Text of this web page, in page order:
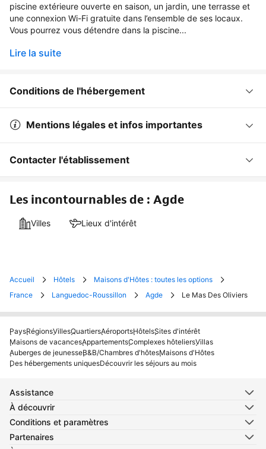
piscine extérieure ouverte en saison, un jardin, une terrasse et
une connexion Wi-Fi gratuite dans l’ensemble de ses locaux.
Vous pourrez vous détendre dans la piscine...
Lire la suite
Conditions de l'hébergement
Mentions légales et infos importantes
Contacter l'établissement
Les incontournables de : Agde
Villes Lieux d'intérêt
Accueil Hôtels
Maisons d'Hôtes : toutes les options
France
Languedoc-Roussillon Agde Le Mas Des Oliviers
PaysRégionsVillesQuartiersAéroportsHôtelsSites d'intérêt
Maisons de vacancesAppartementsComplexes hôteliersVillas
Auberges de jeunesseB&B/Chambres d'hôtesMaisons d'Hôtes
Des hébergements uniquesDécouvrir les séjours au mois
Assistance
À découvrir
Conditions et paramètres
Partenaires